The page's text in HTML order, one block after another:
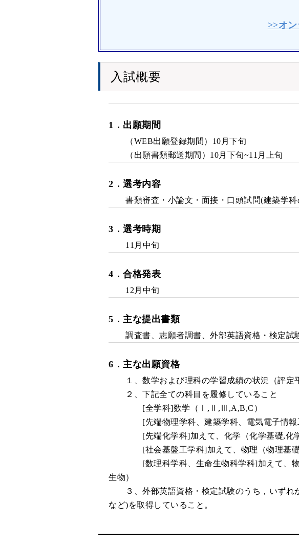
>>オ
入試概要
1 ． 出願期間
（WEB出願登録期間）10月下旬
（出願書類郵送期間）10月下旬~11月上旬
2 ． 選考内容
書類審査・小論文・面接・口頭試問(建築学科
3 ． 選考時期
11月中旬
4 ． 合格発表
12月中旬
5 ．主な提出書類
調査書、志願者調書、外部英語資格・検定試
6．主な出願資格
１、数学および理科の学習成績の状況（評定
２、下記全ての科目を履修していること
[全学科]数学（Ⅰ,Ⅱ,Ⅲ,A,B,C）
[先端物理学科、建築学科、電気電子情報工
[先端化学科]加えて、化学（化学基礎,化学
[社会基盤工学科]加えて、物理（物理基礎,
[数理科学科、生命生物科学科]加えて、物理
生物）
３、外部英語資格・検定試験のうち，いずれ
など)を取得していること。